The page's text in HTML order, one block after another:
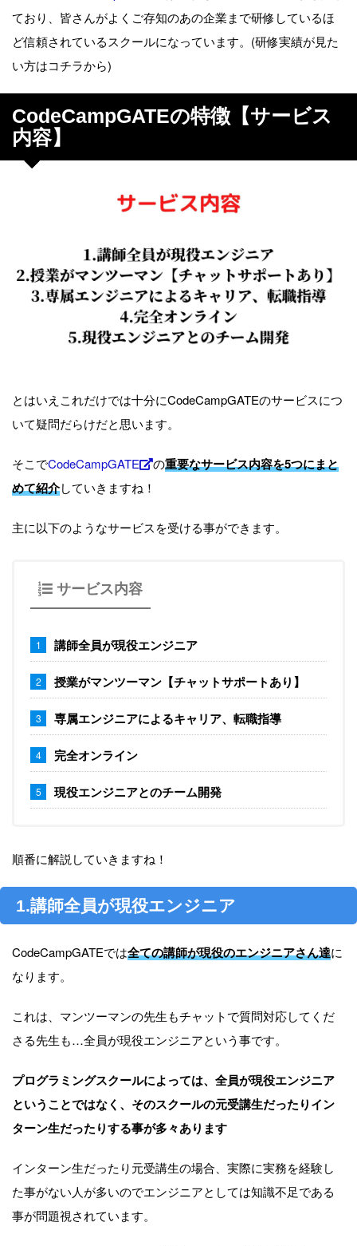
ており、皆さんがよくご存知のあの企業まで研修しているほ
ど信頼されているスクールになっています。(研修実績が見た
い方はコチラから)
CodeCampGATEの特徴【サービス
内容】
とはいえこれだけでは十分にCodeCampGATEのサービスにつ
いて疑問だらけだと思います。
そこでCodeCampGATE の重要なサービス内容を5つにまと
めて紹介していきますね！
主に以下のようなサービスを受ける事ができます。
サービス内容
講師全員が現役エンジニア
授業がマンツーマン【チャットサポートあり】
専属エンジニアによるキャリア、転職指導
完全オンライン
現役エンジニアとのチーム開発
順番に解説していきますね！
1.講師全員が現役エンジニア
CodeCampGATEでは全ての講師が現役のエンジニアさん達に
なります。
これは、マンツーマンの先生もチャットで質問対応してくだ
さる先生も…全員が現役エンジニアという事です。
プログラミングスクールによっては、全員が現役エンジニア
ということではなく、そのスクールの元受講生だったりイン
ターン生だったりする事が多々あります
インターン生だったり元受講生の場合、実際に実務を経験し
た事がない人が多いのでエンジニアとしては知識不足である
事が問題視されています。